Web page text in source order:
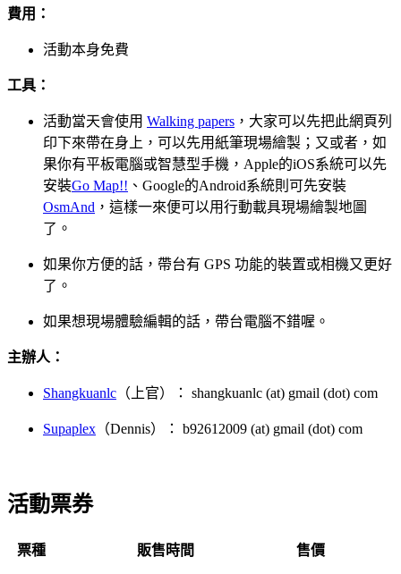
費用：
活動本身免費
工具：
活動當天會使用 Walking papers ，大家可以先把此網頁列
印下來帶在身上，可以先用紙筆現場繪製；又或者，如
果你有平板電腦或智慧型手機，Apple的iOS系統可以先
安裝Go Map!! 、Google的Android系統則可先安裝
OsmAnd ，這樣一來便可以用行動載具現場繪製地圖
了。
如果你方便的話，帶台有 GPS 功能的裝置或相機又更好
了。
如果想現場體驗編輯的話，帶台電腦不錯喔。
主辦人：
Shangkuanlc （上官）： shangkuanlc (at) gmail (dot) com
Supaplex （Dennis）： b92612009 (at) gmail (dot) com
活動票券
票種 販售時間 售價